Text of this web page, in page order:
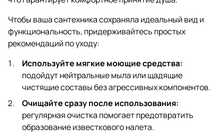
Чтобы ваша сантехника сохраняла идеальный вид и
функциональность, придерживайтесь простых
рекомендаций по уходу:
Используйте мягкие моющие средства:
подойдут нейтральные мыла или щадящие
чистящие составы без агрессивных компонентов.
Очищайте сразу после использования:
регулярная очистка помогает предотвратить
образование известкового налета.